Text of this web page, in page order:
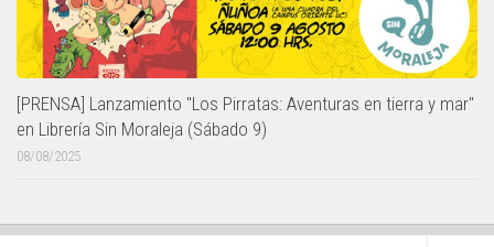
[PRENSA] Lanzamiento "Los Pirratas: Aventuras en tierra y mar"
en Librería Sin Moraleja (Sábado 9)
08/08/2025